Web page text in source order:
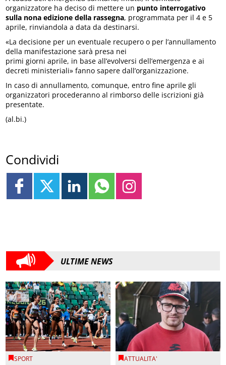
organizzatore ha deciso di mettere un punto interrogativo
sulla nona edizione della rassegna, programmata per il 4 e 5
aprile, rinviandola a data da destinarsi.
«La decisione per un eventuale recupero o per l’annullamento
della manifestazione sarà presa nei
primi giorni aprile, in base all’evolversi dell’emergenza e ai
decreti ministeriali» fanno sapere dall’organizzazione.
In caso di annullamento, comunque, entro fine aprile gli
organizzatori procederanno al rimborso delle iscrizioni già
presentate.
(al.bi.)
Condividi
ULTIME NEWS
SPORT ATTUALITA'